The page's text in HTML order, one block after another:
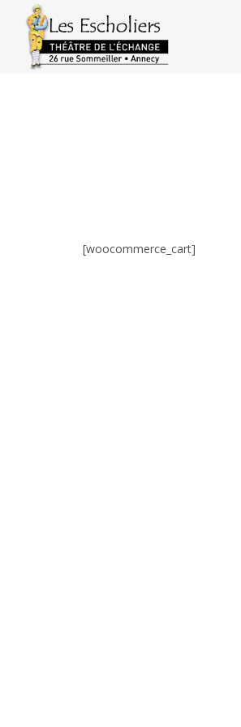
[woocommerce_cart]